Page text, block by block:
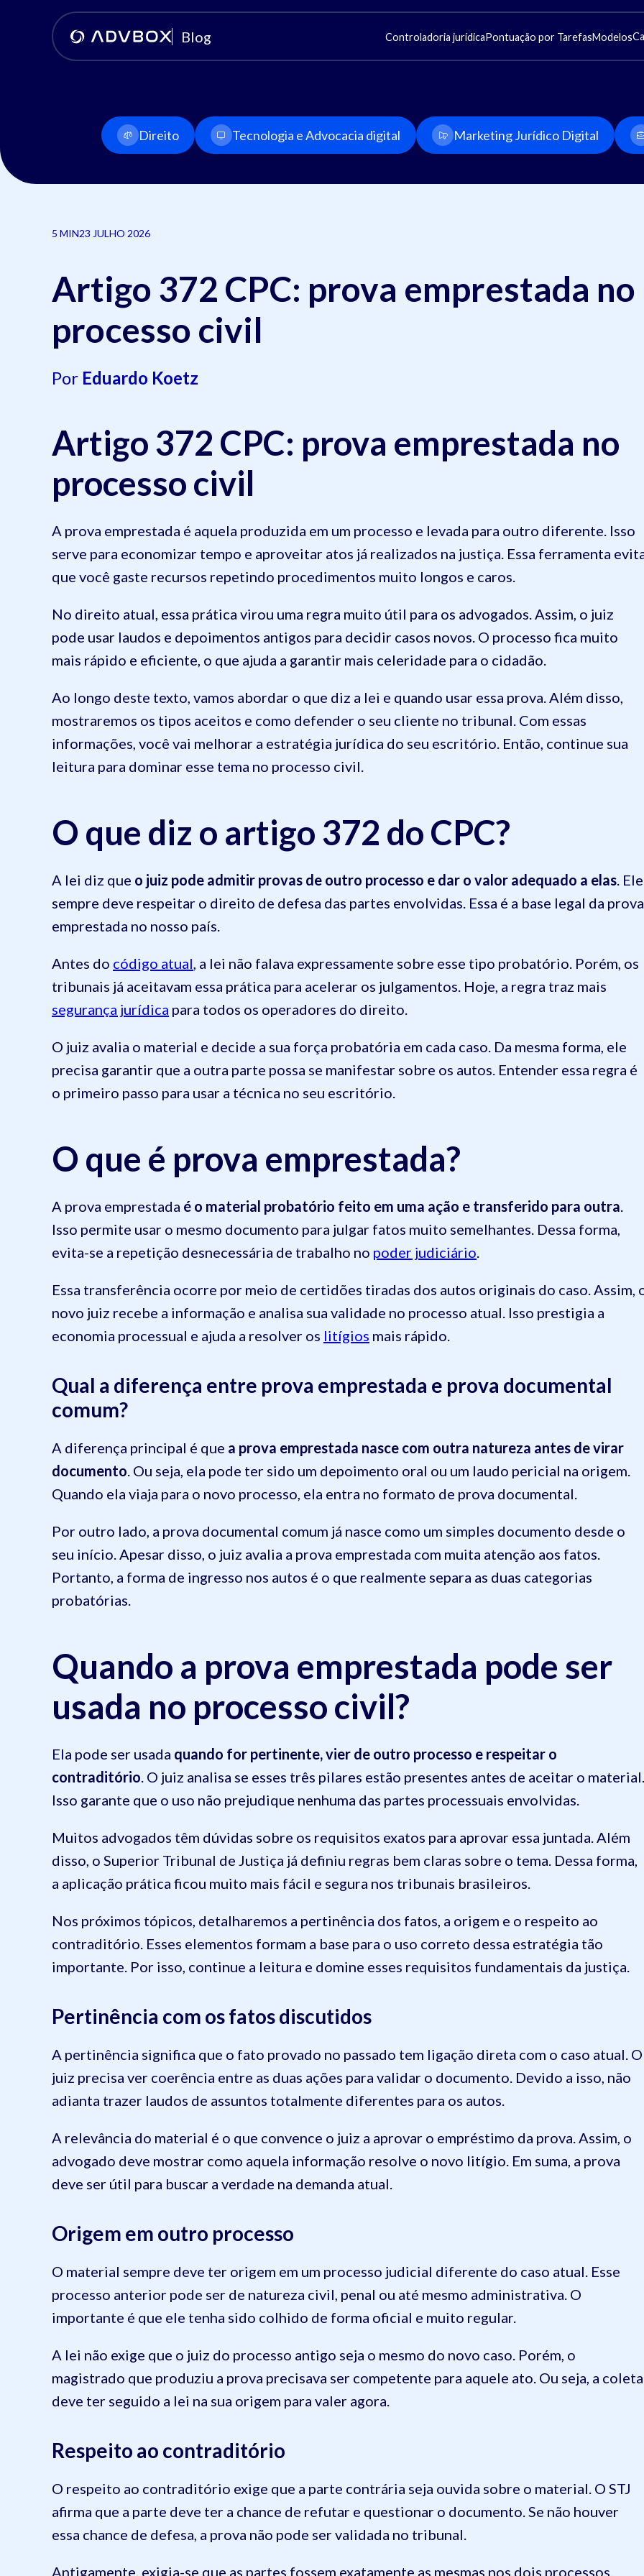
Blog Controladoria jurídicaPontuação por TarefasModelos
Direito Tecnologia e Advocacia digital Marketing Jurídico Digital
5 MIN23 JULHO 2026
Artigo 372 CPC: prova emprestada no
processo civil
Por Eduardo Koetz
Artigo 372 CPC: prova emprestada no
processo civil
A prova emprestada é aquela produzida em um processo e levada para outro diferente. Isso
serve para economizar tempo e aproveitar atos já realizados na justiça. Essa ferramenta
que você gaste recursos repetindo procedimentos muito longos e caros.
No direito atual, essa prática virou uma regra muito útil para os advogados. Assim, o juiz
pode usar laudos e depoimentos antigos para decidir casos novos. O processo fica muito
mais rápido e eficiente, o que ajuda a garantir mais celeridade para o cidadão.
Ao longo deste texto, vamos abordar o que diz a lei e quando usar essa prova. Além disso,
mostraremos os tipos aceitos e como defender o seu cliente no tribunal. Com essas
informações, você vai melhorar a estratégia jurídica do seu escritório. Então, continue sua
leitura para dominar esse tema no processo civil.
O que diz o artigo 372 do CPC?
A lei diz que o juiz pode admitir provas de outro processo e dar o valor adequado a elas. Ele
sempre deve respeitar o direito de defesa das partes envolvidas. Essa é a base legal da prova
emprestada no nosso país.
Antes do código atual, a lei não falava expressamente sobre esse tipo probatório. Porém, os
tribunais já aceitavam essa prática para acelerar os julgamentos. Hoje, a regra traz mais
segurança jurídica para todos os operadores do direito.
O juiz avalia o material e decide a sua força probatória em cada caso. Da mesma forma, ele
precisa garantir que a outra parte possa se manifestar sobre os autos. Entender essa regra é
o primeiro passo para usar a técnica no seu escritório.
O que é prova emprestada?
A prova emprestada é o material probatório feito em uma ação e transferido para outra.
Isso permite usar o mesmo documento para julgar fatos muito semelhantes. Dessa forma,
evita-se a repetição desnecessária de trabalho no poder judiciário.
Essa transferência ocorre por meio de certidões tiradas dos autos originais do caso. Assim,
novo juiz recebe a informação e analisa sua validade no processo atual. Isso prestigia a
economia processual e ajuda a resolver os litígios mais rápido.
Qual a diferença entre prova emprestada e prova documental
comum?
A diferença principal é que a prova emprestada nasce com outra natureza antes de virar
documento. Ou seja, ela pode ter sido um depoimento oral ou um laudo pericial na origem.
Quando ela viaja para o novo processo, ela entra no formato de prova documental.
Por outro lado, a prova documental comum já nasce como um simples documento desde o
seu início. Apesar disso, o juiz avalia a prova emprestada com muita atenção aos fatos.
Portanto, a forma de ingresso nos autos é o que realmente separa as duas categorias
probatórias.
Quando a prova emprestada pode ser
usada no processo civil?
Ela pode ser usada quando for pertinente, vier de outro processo e respeitar o
contraditório. O juiz analisa se esses três pilares estão presentes antes de aceitar o material.
Isso garante que o uso não prejudique nenhuma das partes processuais envolvidas.
Muitos advogados têm dúvidas sobre os requisitos exatos para aprovar essa juntada. Além
disso, o Superior Tribunal de Justiça já definiu regras bem claras sobre o tema. Dessa forma,
a aplicação prática ficou muito mais fácil e segura nos tribunais brasileiros.
Nos próximos tópicos, detalharemos a pertinência dos fatos, a origem e o respeito ao
contraditório. Esses elementos formam a base para o uso correto dessa estratégia tão
importante. Por isso, continue a leitura e domine esses requisitos fundamentais da justiça.
Pertinência com os fatos discutidos
A pertinência significa que o fato provado no passado tem ligação direta com o caso atual. O
juiz precisa ver coerência entre as duas ações para validar o documento. Devido a isso, não
adianta trazer laudos de assuntos totalmente diferentes para os autos.
A relevância do material é o que convence o juiz a aprovar o empréstimo da prova. Assim, o
advogado deve mostrar como aquela informação resolve o novo litígio. Em suma, a prova
deve ser útil para buscar a verdade na demanda atual.
Origem em outro processo
O material sempre deve ter origem em um processo judicial diferente do caso atual. Esse
processo anterior pode ser de natureza civil, penal ou até mesmo administrativa. O
importante é que ele tenha sido colhido de forma oficial e muito regular.
A lei não exige que o juiz do processo antigo seja o mesmo do novo caso. Porém, o
magistrado que produziu a prova precisava ser competente para aquele ato. Ou seja, a coleta
deve ter seguido a lei na sua origem para valer agora.
Respeito ao contraditório
O respeito ao contraditório exige que a parte contrária seja ouvida sobre o material. O STJ
afirma que a parte deve ter a chance de refutar e questionar o documento. Se não houver
essa chance de defesa, a prova não pode ser validada no tribunal.
Antigamente, exigia-se que as partes fossem exatamente as mesmas nos dois processos.